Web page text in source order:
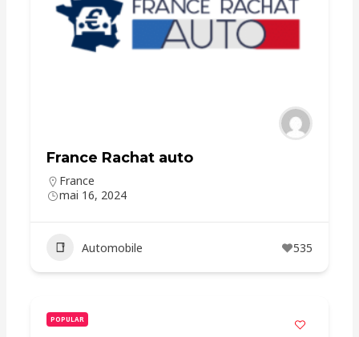
France Rachat auto
France
mai 16, 2024
Automobile 535
POPULAR